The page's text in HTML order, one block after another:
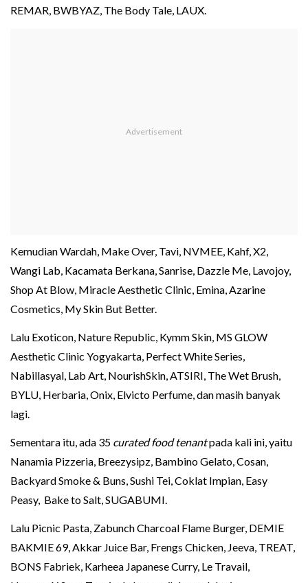
REMAR, BWBYAZ, The Body Tale, LAUX.
Kemudian Wardah, Make Over, Tavi, NVMEE, Kahf, X2,
Wangi Lab, Kacamata Berkana, Sanrise, Dazzle Me, Lavojoy,
Shop At Blow, Miracle Aesthetic Clinic, Emina, Azarine
Cosmetics, My Skin But Better.
Lalu Exoticon, Nature Republic, Kymm Skin, MS GLOW
Aesthetic Clinic Yogyakarta, Perfect White Series,
Nabillasyal, Lab Art, NourishSkin, ATSIRI, The Wet Brush,
BYLU, Herbaria, Onix, Elvicto Perfume, dan masih banyak
lagi.
Sementara itu, ada 35 curated food tenantpada kali ini, yaitu
Nanamia Pizzeria, Breezysipz, Bambino Gelato, Cosan,
Backyard Smoke & Buns, Sushi Tei, Coklat Impian, Easy
Peasy, Bake to Salt, SUGABUMI.
Lalu Picnic Pasta, Zabunch Charcoal Flame Burger, DEMIE
BAKMIE 69, Akkar Juice Bar, Frengs Chicken, Jeeva, TREAT,
BONS Fabriek, Karheea Japanese Curry, Le Travail,